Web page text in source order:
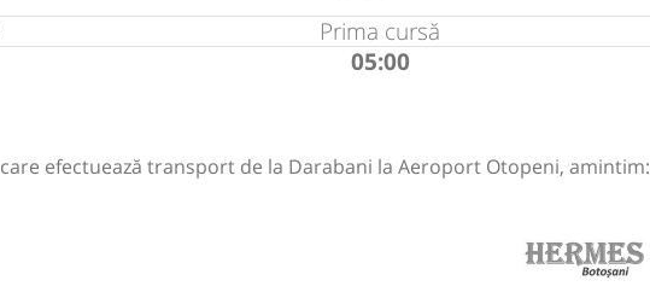
Prima cursă
05:00
care efectuează transport de la Darabani la Aeroport Otopeni, amintim: